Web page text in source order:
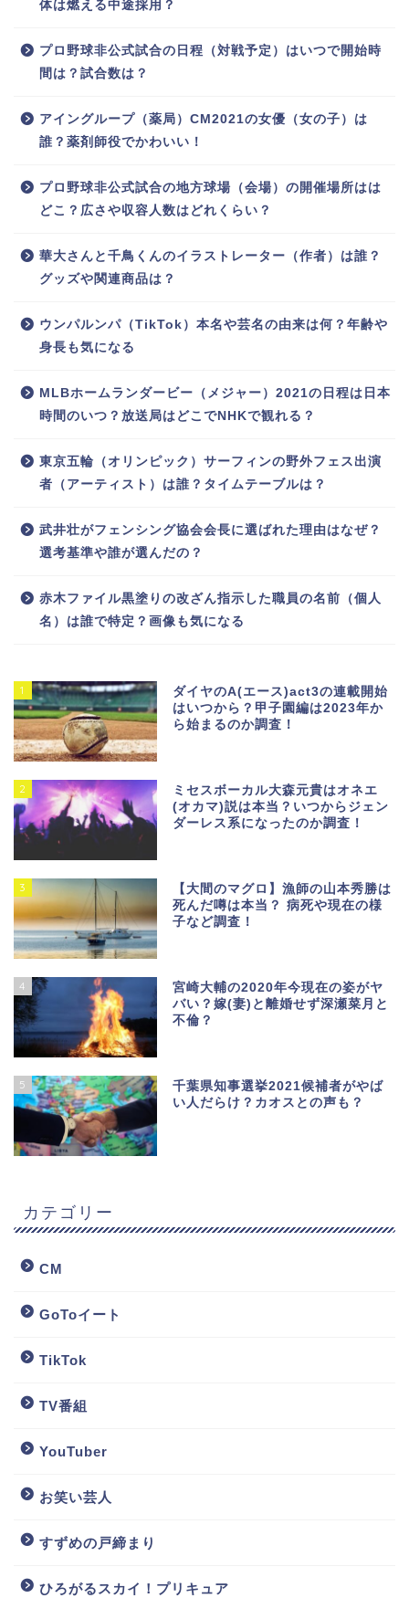
体は燃える中途採用？
プロ野球非公式試合の日程（対戦予定）はいつで開始時
間は？試合数は？
アイングループ（薬局）CM2021の女優（女の子）は
誰？薬剤師役でかわいい！
プロ野球非公式試合の地方球場（会場）の開催場所はは
どこ？広さや収容人数はどれくらい？
華大さんと千鳥くんのイラストレーター（作者）は誰？
グッズや関連商品は？
ウンパルンパ（TikTok）本名や芸名の由来は何？年齢や
身長も気になる
MLBホームランダービー（メジャー）2021の日程は日本
時間のいつ？放送局はどこでNHKで観れる？
東京五輪（オリンピック）サーフィンの野外フェス出演
者（アーティスト）は誰？タイムテーブルは？
武井壮がフェンシング協会会長に選ばれた理由はなぜ？
選考基準や誰が選んだの？
赤木ファイル黒塗りの改ざん指示した職員の名前（個人
名）は誰で特定？画像も気になる
1
ダイヤのA(エース)act3の連載開始
はいつから？甲子園編は2023年か
ら始まるのか調査！
2
ミセスボーカル大森元貴はオネエ
(オカマ)説は本当？いつからジェン
ダーレス系になったのか調査！
3
【大間のマグロ】漁師の山本秀勝は
死んだ噂は本当？ 病死や現在の様
子など調査！
4
宮崎大輔の2020年今現在の姿がヤ
バい？嫁(妻)と離婚せず深瀬菜月と
不倫？
5
千葉県知事選挙2021候補者がやば
い人だらけ？カオスとの声も？
カテゴリー
CM
GoToイート
TikTok
TV番組
YouTuber
お笑い芸人
すずめの戸締まり
ひろがるスカイ！プリキュア